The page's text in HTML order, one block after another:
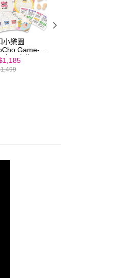
公司不負相關責
狀況，依本公司
本公司將視審查
惡意使用之情
並採取法律行
小樂園
Game-情
索屋｜為4-12
子設計，認識
、排解情緒｜